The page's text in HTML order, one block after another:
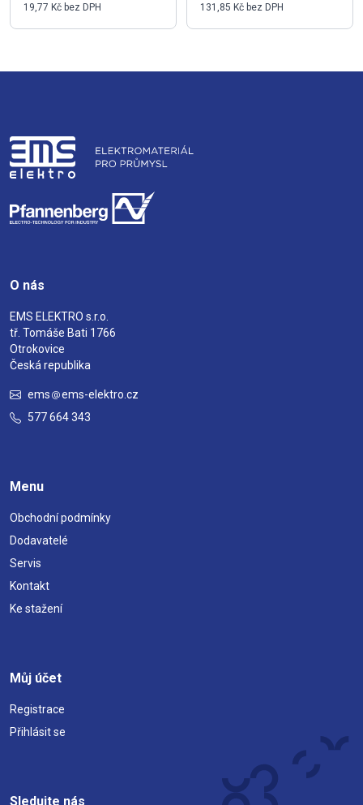
19,77 Kč bez DPH 131,85 Kč bez DPH
O nás
EMS ELEKTRO s.r.o.
tř. Tomáše Bati 1766
Otrokovice
Česká republika
ems
ems-elektro.cz
577 664 343
Menu
Obchodní podmínky
Dodavatelé
Servis
Kontakt
Ke stažení
Můj účet
Registrace
Přihlásit se
Sledujte nás